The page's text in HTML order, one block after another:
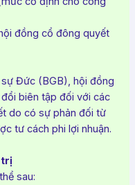
đồng cổ đông quyết
Đức (BGB), hội đồng
biên tập đối với các
do có sự phản đối từ
tư cách phi lợi nhuận.
trị
sau: